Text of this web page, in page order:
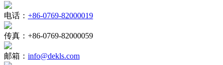
电话： +86-0769-82000019
传真： +86-0769-82000059
邮箱： info@dekls.com